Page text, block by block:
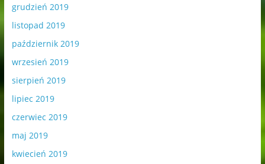
grudzień 2019
listopad 2019
październik 2019
wrzesień 2019
sierpień 2019
lipiec 2019
czerwiec 2019
maj 2019
kwiecień 2019